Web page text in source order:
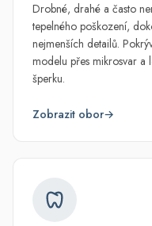
Drobné, drahé a často
tepelného poškození,
nejmenších detailů.
modelu přes mikrosvar a
šperku.
Zobrazit obor→